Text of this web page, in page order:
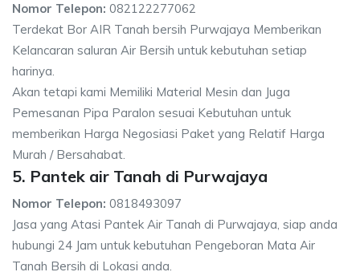
Nomor Telepon: 082122277062
Terdekat Bor AIR Tanah bersih Purwajaya Memberikan
Kelancaran saluran Air Bersih untuk kebutuhan setiap
harinya.
Akan tetapi kami Memiliki Material Mesin dan Juga
Pemesanan Pipa Paralon sesuai Kebutuhan untuk
memberikan Harga Negosiasi Paket yang Relatif Harga
Murah / Bersahabat.
5. Pantek air Tanah di Purwajaya
Nomor Telepon: 0818493097
Jasa yang Atasi Pantek Air Tanah di Purwajaya, siap anda
hubungi 24 Jam untuk kebutuhan Pengeboran Mata Air
Tanah Bersih di Lokasi anda.